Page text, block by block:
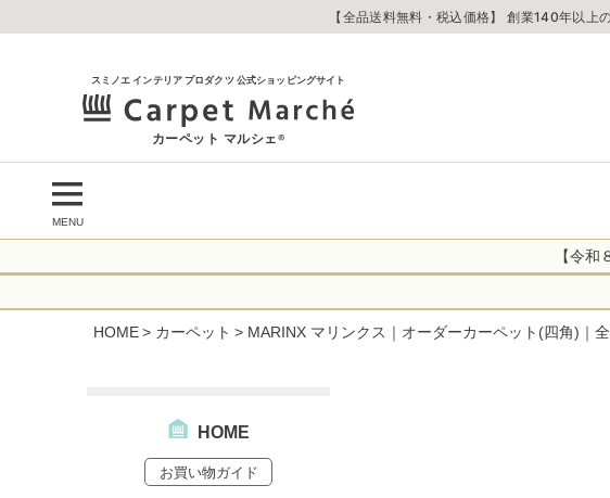
【全品送料無料・税込価格】 創業140年以上
スミノエ インテリア プロダクツ 公式ショッピングサイト
カーペット マルシェ®
MENU
【令
令和8年熊本地震により、お亡くな
に心よりお見舞い申し上げます。 こ
生じております。
当店は
は2026年8月11日(火)～2026年8
HOME カーペット MARINX マリンクス｜オーダーカーペット(四角)｜
HOME
お買い物ガイド